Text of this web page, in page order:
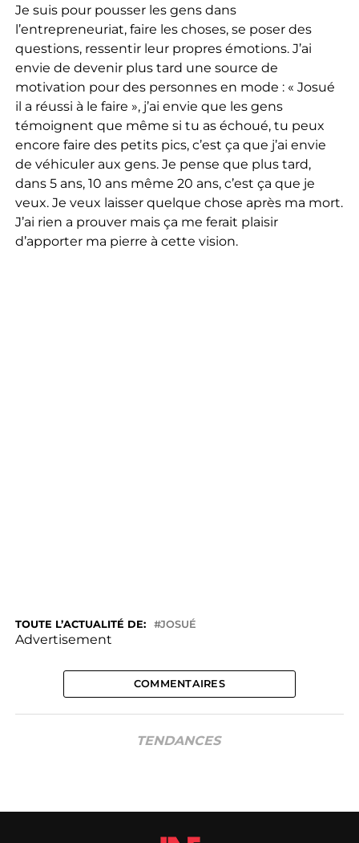
Je suis pour pousser les gens dans
l’entrepreneuriat, faire les choses, se poser des
questions, ressentir leur propres émotions. J’ai
envie de devenir plus tard une source de
motivation pour des personnes en mode : « Josué
il a réussi à le faire », j’ai envie que les gens
témoignent que même si tu as échoué, tu peux
encore faire des petits pics, c’est ça que j’ai envie
de véhiculer aux gens. Je pense que plus tard,
dans 5 ans, 10 ans même 20 ans, c’est ça que je
veux. Je veux laisser quelque chose après ma mort.
J’ai rien a prouver mais ça me ferait plaisir
d’apporter ma pierre à cette vision.
TOUTE L’ACTUALITÉ DE: JOSUÉ
Advertisement
COMMENTAIRES
TENDANCES